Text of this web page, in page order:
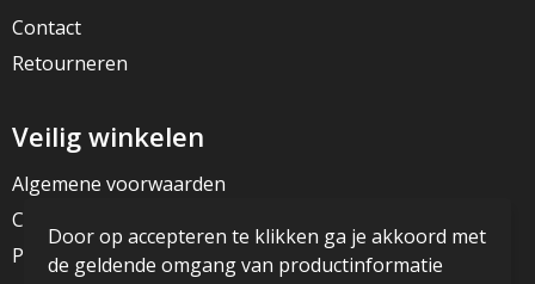
Contact
Retourneren
Veilig winkelen
Algemene voorwaarden
Cookieverklaring
Privacyverklaring
Door op accepteren te klikken ga je akkoord met
de geldende omgang van productinformatie